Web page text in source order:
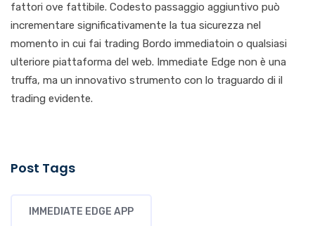
fattori ove fattibile. Codesto passaggio aggiuntivo può
incrementare significativamente la tua sicurezza nel
momento in cui fai trading Bordo immediatoin o qualsiasi
ulteriore piattaforma del web. Immediate Edge non è una
truffa, ma un innovativo strumento con lo traguardo di il
trading evidente.
Post Tags
IMMEDIATE EDGE APP